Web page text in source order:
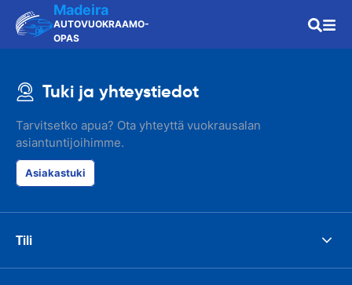
Madeira
AUTOVUOKRAAMO-
OPAS
Tuki ja yhteystiedot
Tarvitsetko apua? Ota yhteyttä vuokrausalan
asiantuntijoihimme.
Asiakastuki
Tili